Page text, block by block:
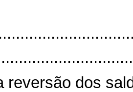
reversão dos